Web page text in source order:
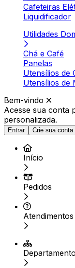
Cafeteiras
Liquidificador
Utilidades
Chá e Café
Panelas
Utensílios de
Utensílios de
Bem-vindo
Acesse sua conta
personalizada.
Entrar Crie sua conta
Início
Pedidos
Atendimentos